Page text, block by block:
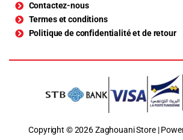
Contactez-nous
Termes et conditions
Politique de confidentialité et de retour
Copyright © 2026 Zaghouani Store |